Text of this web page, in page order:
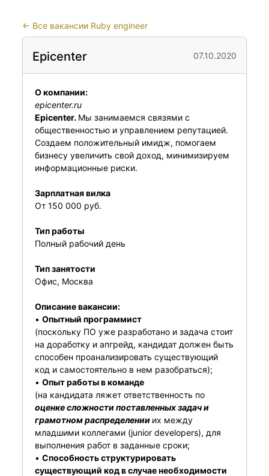
← Все вакансии Ruby engineer
Epicenter 07.10.2020
О компании:
epicenter.ru
Epicenter. Мы занимаемся связями с
общественностью и управлением репутацией.
Создаем положительный имидж, помогаем
бизнесу увеличить свой доход, минимизируем
информационные риски.
Зарплатная вилка
От 150 000 руб.
Тип работы
Полный рабочий день
Тип занятости
Офис, Москва
Описание вакансии:
• Опытный программист
(поскольку ПО уже разработано и задача стоит
на доработку и апгрейд, кандидат должен быть
способен проанализировать существующий
код и самостоятельно в нем разобраться);
• Опыт работы в команде
(на кандидата ляжет ответственность по
оценке сложности поставленных задач и
грамотном распределении их между
младшими коллегами (junior developers), для
выполнения работ в заданные сроки;
• Способность структурировать
существующий код в случае необходимости